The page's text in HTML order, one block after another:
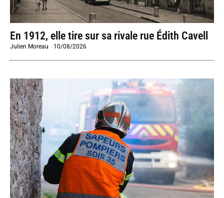
En 1912, elle tire sur sa rivale rue Édith Cavell
Julien Moreau - 10/08/2026